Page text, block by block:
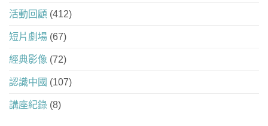
活動回顧 (412)
短片劇場 (67)
經典影像 (72)
認識中國 (107)
講座紀錄 (8)